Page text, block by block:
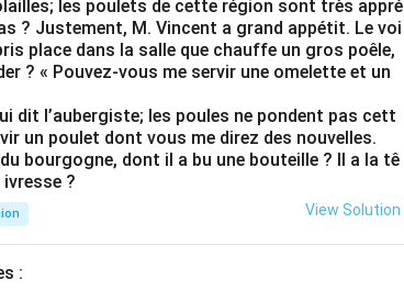
de l'environnement, une valeur transmise
(Martin, passionné, protection, environnement,
souvent des déchets par terre et ont tendance
gaspiller, énergie)
réunion avec ses professeurs. (organiser,
les poulets de cette région sont très appré
? Justement, M. Vincent a grand appétit. Le voi
place dans la salle que chauffe un gros poêle,
? « Pouvez-vous me servir une omelette et un
dit l’aubergiste; les poules ne pondent pas cett
un poulet dont vous me direz des nouvelles.
bourgogne, dont il a bu une bouteille ? Il a la tê
?
View Solution
: